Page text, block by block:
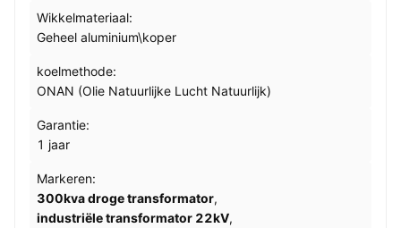
Wikkelmateriaal:
Geheel aluminium\koper
koelmethode:
ONAN (Olie Natuurlijke Lucht Natuurlijk)
Garantie:
1 jaar
Markeren:
300kva droge transformator,
industriële transformator 22kV,